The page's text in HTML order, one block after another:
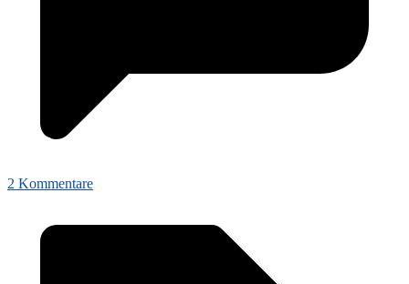
2 Kommentare